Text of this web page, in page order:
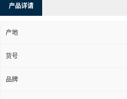
产品详请
产地
货号
品牌